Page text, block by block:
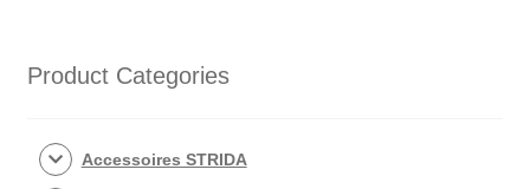
LT
Product Categories
Accessoires STRIDA